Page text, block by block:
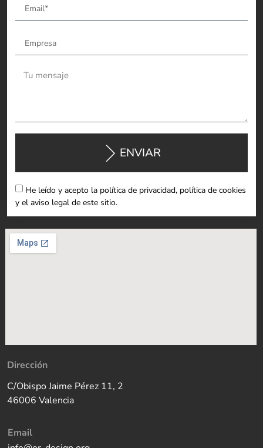
He leído y acepto la política de privacidad, política de cookies
y el aviso legal de este sitio.
ENVIAR
Dirección
C/Obispo Jaime Pérez 11, 2
46006 Valencia
Email